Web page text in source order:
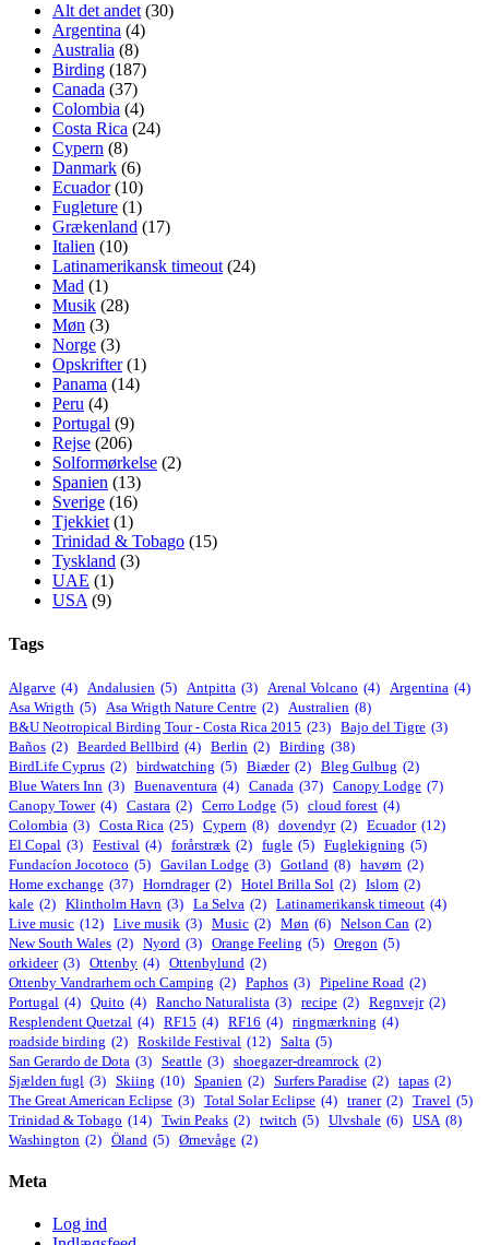
Alt det andet(30)
Argentina (4)
Australia (8)
Birding (187)
Canada (37)
Colombia (4)
Costa Rica (24)
Cypern (8)
Danmark (6)
Ecuador(10)
Fugleture (1)
Grækenland (17)
Italien (10)
Latinamerikansk timeout(24)
Mad (1)
Musik (28)
Møn (3)
Norge (3)
Opskrifter(1)
Panama (14)
Peru (4)
Portugal (9)
Rejse (206)
Solformørkelse (2)
Spanien (13)
Sverige (16)
Tjekkiet(1)
Trinidad & Tobago (15)
Tyskland (3)
UAE (1)
USA(9)
Tags
Algarve (4) Andalusien (5) Antpitta (3) Arenal Volcano (4) Argentina (4)
Asa Wrigth (5) Asa Wrigth Nature Centre (2) Australien (8)
B&U Neotropical Birding Tour - Costa Rica 2015 (23) Bajo del Tigre (3)
Baños (2) Bearded Bellbird (4) Berlin (2) Birding (38)
BirdLife Cyprus (2) birdwatching (5) Biæder (2) Bleg Gulbug (2)
Blue Waters Inn (3) Buenaventura (4) Canada (37) Canopy Lodge (7)
Canopy Tower (4) Castara (2) Cerro Lodge (5) cloud forest (4)
Colombia (3) Costa Rica (25) Cypern (8) dovendyr (2) Ecuador (12)
El Copal (3) Festival (4) forårstræk (2) fugle (5) Fuglekigning (5)
Fundacíon Jocotoco (5) Gavilan Lodge (3) Gotland (8) havørn (2)
Home exchange (37) Horndrager (2) Hotel Brilla Sol (2) Islom (2)
kale (2) Klintholm Havn (3) La Selva (2) Latinamerikansk timeout (4)
Live music (12) Live musik (3) Music (2) Møn (6) Nelson Can (2)
New South Wales (2) Nyord (3) Orange Feeling (5) Oregon (5)
orkideer (3) Ottenby (4) Ottenbylund (2)
Ottenby Vandrarhem och Camping (2) Paphos (3) Pipeline Road (2)
Portugal (4) Quito (4) Rancho Naturalista (3) recipe (2) Regnvejr (2)
Resplendent Quetzal (4) RF15 (4) RF16 (4) ringmærkning (4)
roadside birding (2) Roskilde Festival (12) Salta (5)
San Gerardo de Dota (3) Seattle (3) shoegazer-dreamrock (2)
Sjælden fugl (3) Skiing (10) Spanien (2) Surfers Paradise (2) tapas (2)
The Great American Eclipse (3) Total Solar Eclipse (4) traner (2) Travel (5)
Trinidad & Tobago (14) Twin Peaks (2) twitch (5) Ulvshale (6) USA (8)
Washington (2) Öland (5) Ørnevåge (2)
Meta
Log ind